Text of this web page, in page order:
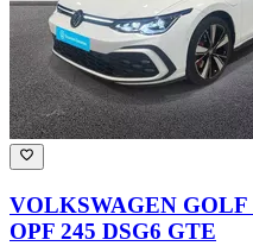
VOLKSWAGEN GOLF
OPF 245 DSG6 GTE